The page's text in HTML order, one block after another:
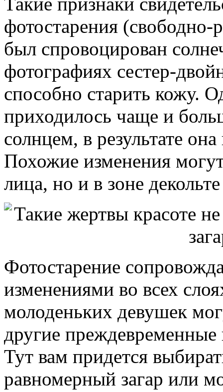
фотостарения (свободно-
был спровоцирован
фотографиях сестер-
способно старить кожу.
приходилось чаще и
солнцем, в результате
Похожие изменения
лица, но и в зоне
Фотостарение
изменениями во всех
молоденьких девушек
другие
Тут вам придется
равномерный загар или